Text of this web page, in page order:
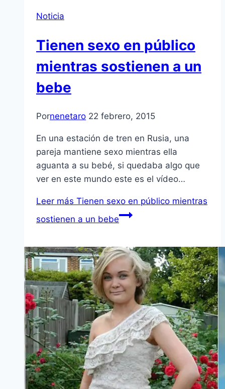
Noticia
Tienen sexo en público
mientras sostienen a un
bebe
Pornenetaro 22 febrero, 2015
En una estación de tren en Rusia, una
pareja mantiene sexo mientras ella
aguanta a su bebé, si quedaba algo que
ver en este mundo este es el vídeo…
Leer más Tienen sexo en público mientras
sostienen a un bebe